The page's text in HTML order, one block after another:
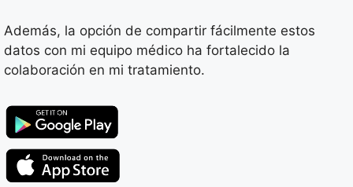
Además, la opción de compartir fácilmente estos
datos con mi equipo médico ha fortalecido la
colaboración en mi tratamiento.